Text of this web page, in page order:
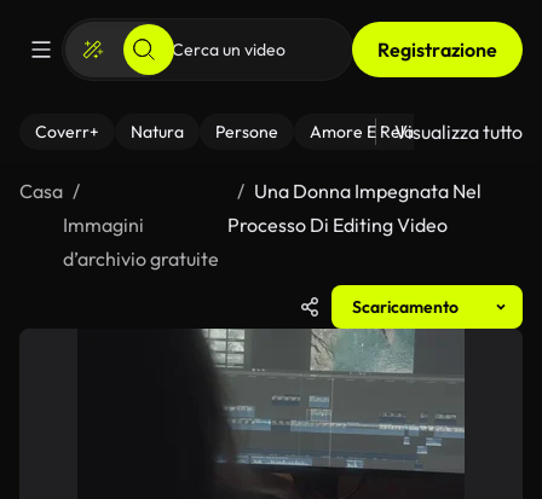
Registrazione
Coverr+ Natura Persone Amore E Relazioni Il
Visualizza tutto
Casa
Immagini
d’archivio gratuite
Una Donna Impegnata Nel
Processo Di Editing Video
Scaricamento